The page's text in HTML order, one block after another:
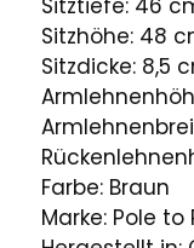
Sitztiefe: 46
Sitzhöhe: 48
Sitzdicke: 8,5
Farbe: Braun
Marke: Pole to